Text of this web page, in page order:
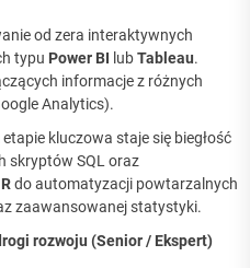
od zera interaktywnych
typu Power BI lubTableau.
informacje z różnych
Analytics).
kluczowa staje się biegłość
skryptów SQL oraz
Rdo automatyzacji powtarzalnych
zaawansowanej statystyki.
rozwoju (Senior / Ekspert)